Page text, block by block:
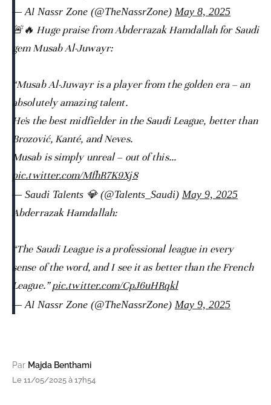
— Al Nassr Zone (@TheNassrZone) May 8, 2025
🚨🔥 Huge praise from Abderrazak Hamdallah for Saudi
gem Musab Al-Juwayr:
“Musab Al-Juwayr is a player from the golden era – an
absolutely amazing talent.
He's the best midfielder in the Saudi League, better than
Brozović, Kanté, and Neves.
Musab is simply unreal – out of this…
pic.twitter.com/MfhR7K9Xj8
— Saudi Talents ‏💎 (@Talents_Saudi) May 9, 2025
Abderrazak Hamdallah:
“The Saudi League is a professional league in every
sense of the word, and I see it as better than the French
League.”pic.twitter.com/CpJ6uHRqkl
— Al Nassr Zone (@TheNassrZone) May 9, 2025
Par Majda Benthami
Le 11/05/2025 à 17h54